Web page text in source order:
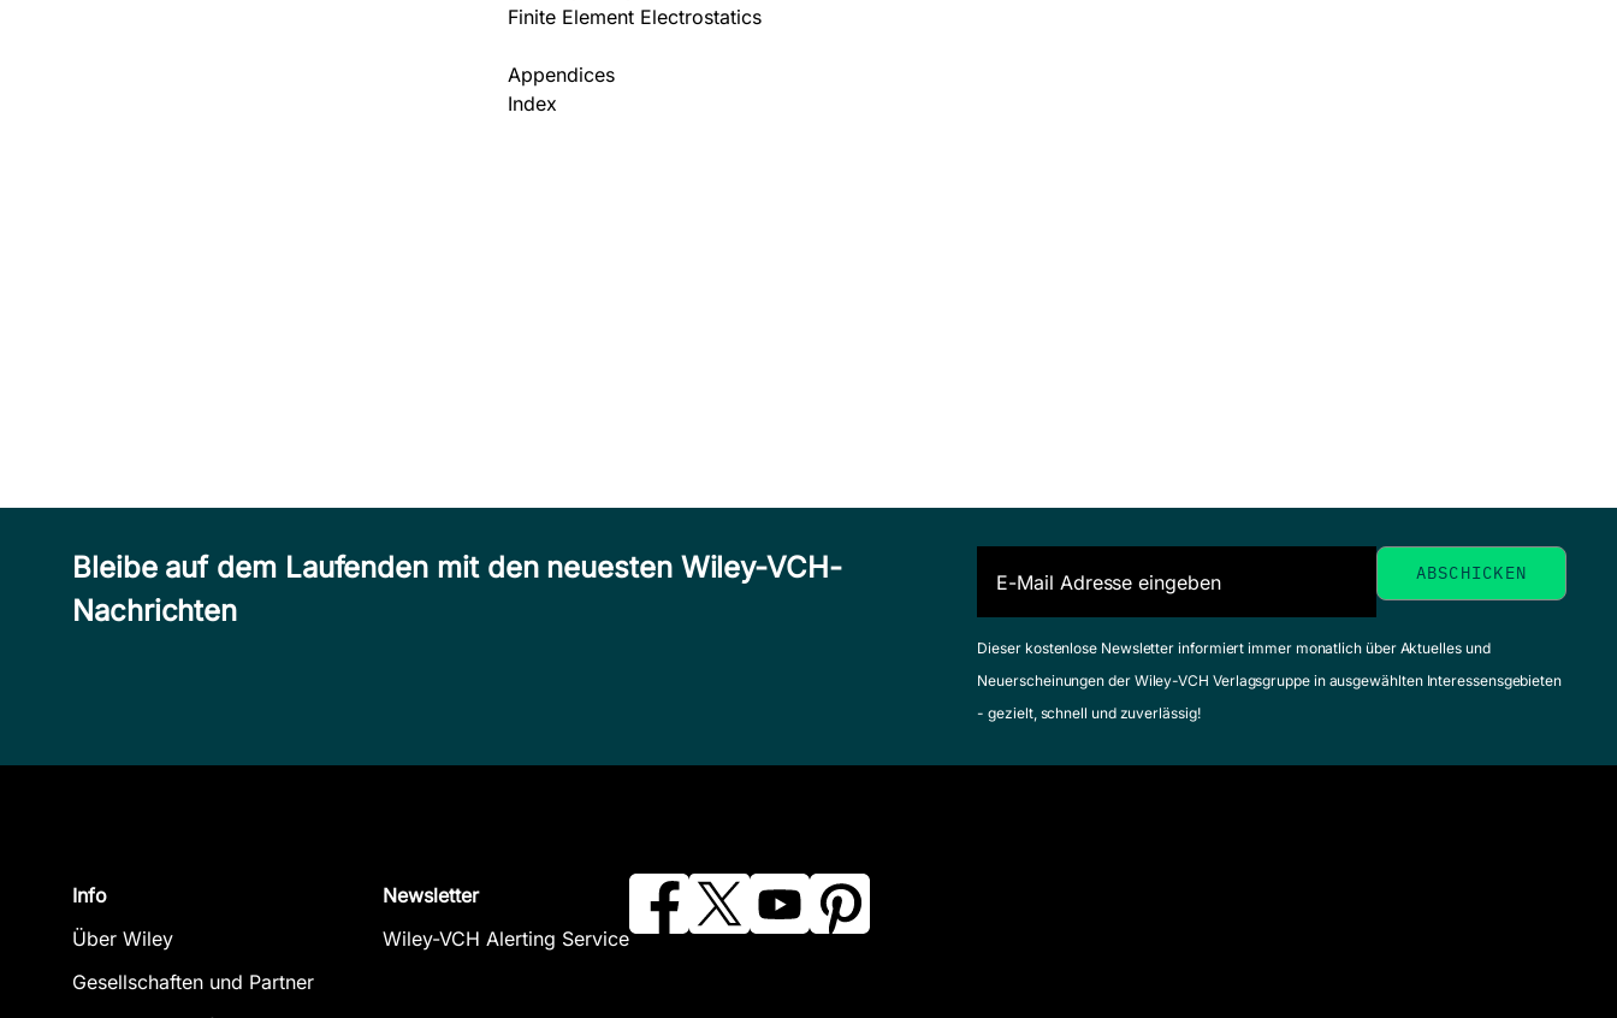
Finite Element Electrostatics
Appendices
Index
Bleibe auf dem Laufenden mit den neuesten Wiley-VCH-
Nachrichten
Dieser kostenlose Newsletter informiert immer monatlich über Aktuelles und
Neuerscheinungen der Wiley-VCH Verlagsgruppe in ausgewählten Interessensgebieten
- gezielt, schnell und zuverlässig!
Info
Über Wiley
Gesellschaften und Partner
Newsletter
Wiley-VCH Alerting Service